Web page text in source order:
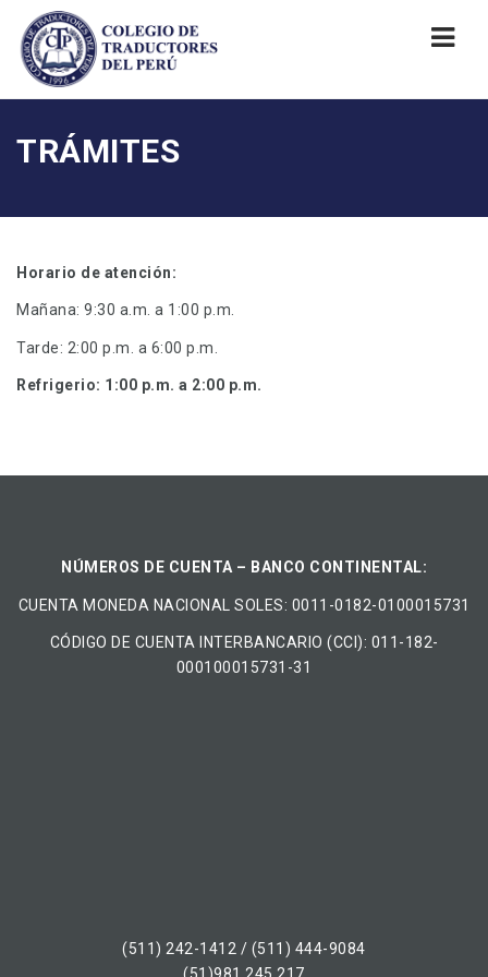
TRÁMITES
Horario de atención:
Mañana: 9:30 a.m. a 1:00 p.m.
Tarde: 2:00 p.m. a 6:00 p.m.
Refrigerio: 1:00 p.m. a 2:00 p.m.
NÚMEROS DE CUENTA – BANCO CONTINENTAL:
CUENTA MONEDA NACIONAL​ ​SOLES​: 0011-0182-0100015731
CÓDIGO DE CUENTA INTERBANCARIO (CCI): 011-182-
000100015731-31
(511) 242-1412 / (511) 444-9084
(51)981 245 217